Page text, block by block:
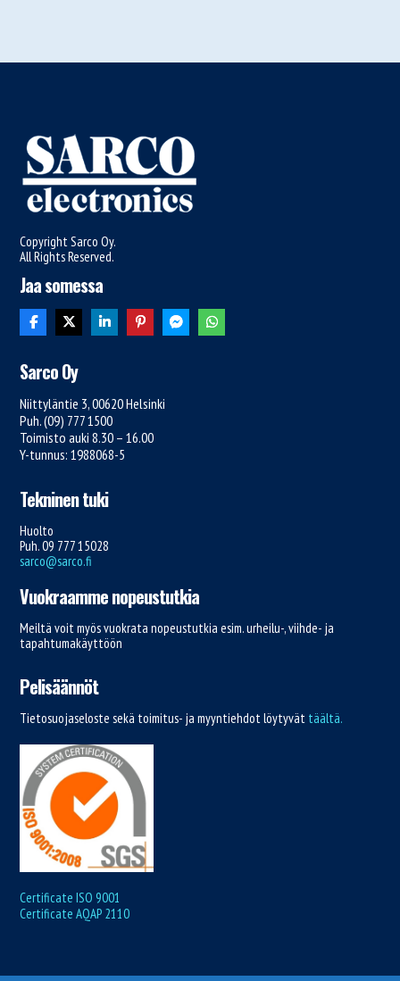
Copyright Sarco Oy.
All Rights Reserved.
Jaa somessa
Sarco Oy
Niittyläntie 3, 00620 Helsinki
Puh. (09) 777 1500
Toimisto auki 8.30 – 16.00
Y-tunnus: 1988068-5
Tekninen tuki
Huolto
Puh. 09 777 15028
sarco@sarco.fi
Vuokraamme nopeustutkia
Meiltä voit myös vuokrata nopeustutkia esim. urheilu-, viihde- ja
tapahtumakäyttöön
Pelisäännöt
Tietosuojaseloste sekä toimitus- ja myyntiehdot löytyvät täältä.
Certificate ISO 9001
Certificate AQAP 2110